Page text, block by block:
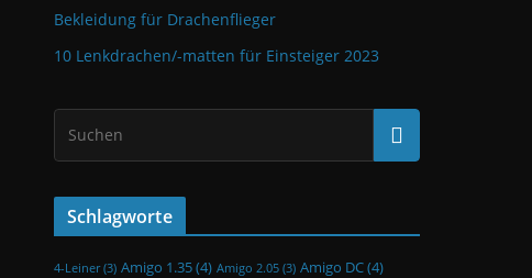
Bekleidung für Drachenflieger
10 Lenkdrachen/-matten für Einsteiger 2023
Schlagworte
4-Leiner(3) Amigo 1.35(4) Amigo 2.05 (3) Amigo DC(4)